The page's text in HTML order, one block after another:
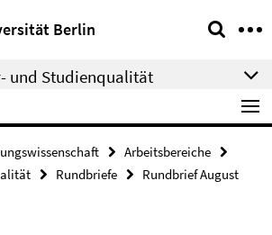
Berlin
und Studienqualität
Arbeitsbereiche
Rundbriefe
Rundbrief August